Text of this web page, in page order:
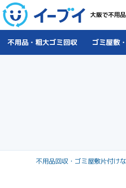
大阪で不用
不用品・粗大ゴミ回収 ゴミ屋敷
不用品回収・ゴミ屋敷片付け